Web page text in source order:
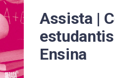
FIES?
Assista |
estudantis
Ensina